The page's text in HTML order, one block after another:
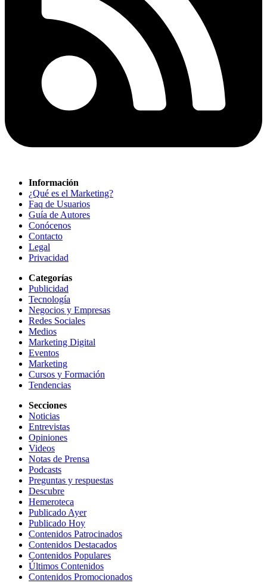
Información
¿Qué es el Marketing?
Faq de Usuarios
Guía de Autores
Conócenos
Contacto
Legal
Privacidad
Categorías
Publicidad
Tecnología
Negocios y Empresas
Redes Sociales
Medios
Marketing Digital
Eventos
Marketing
Cursos y Formación
Tendencias
Secciones
Noticias
Entrevistas
Opiniones
Videos
Notas de Prensa
Podcasts
Preguntas y respuestas
Descubre
Hemeroteca
Publicado Ayer
Publicado Hoy
Contenidos Patrocinados
Contenidos Destacados
Contenidos Populares
Últimos Contenidos
Contenidos Promocionados